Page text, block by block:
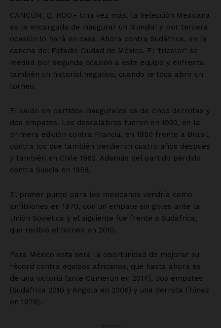
Contacto
Política de privacidad
Políticas del Sitio
Información Propietaria / Financiación
Mi cuenta